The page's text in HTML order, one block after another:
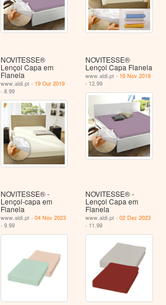
NOVITESSE®
Lençol Capa em
Flanela
www.aldi.pt - 19 Out 2019
- 8.99
NOVITESSE®
Lençol Capa Flanela
www.aldi.pt - 16 Nov 2019
- 12.99
NOVITESSE® -
Lençol-capa em
Flanela
www.aldi.pt - 04 Nov 2023
- 9.99
NOVITESSE® -
Lençol Capa em
Flanela
www.aldi.pt -02 Dez 2023
- 11.99